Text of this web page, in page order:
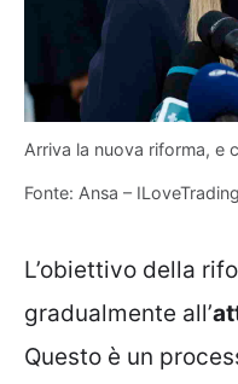
Arriva la nuova riforma, e
Fonte: Ansa – ILoveTrading
L’obiettivo della
gradualmente all’
Questo è un